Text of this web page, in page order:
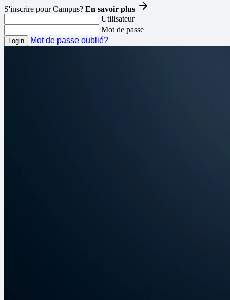
S'inscrire pour Campus? En savoir plus
Utilisateur
Mot de passe
Mot de passe oublié?